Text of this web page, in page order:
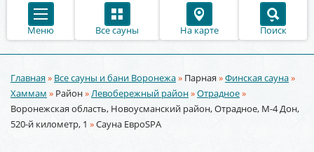
Меню Все сауны На карте Поиск
Вы здесь
Главная» Все сауны и бани Воронежа» Парная»Финская сауна»
Хаммам » Район» Левобережный район»Отрадное»
Воронежская область, Новоусманский район, Отрадное, М-4 Дон,
520-й километр, 1 »Сауна ЕвроSPA